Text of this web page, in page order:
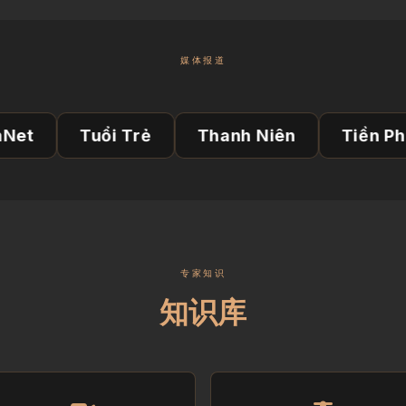
媒体报道
Trẻ Thanh Niên Tiền Phong
专家知识
知识库